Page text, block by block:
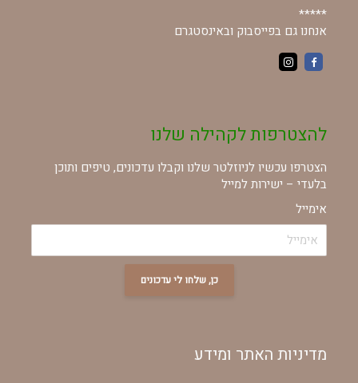
*****
אנחנו גם בפייסבוק ובאינסטגרם
להצטרפות לקהילה שלנו
הצטרפו עכשיו לניוזלטר שלנו וקבלו עדכונים, טיפים ותוכן
בלעדי – ישירות למייל
אימייל
כן, שלחו לי עדכונים
מדיניות האתר ומידע